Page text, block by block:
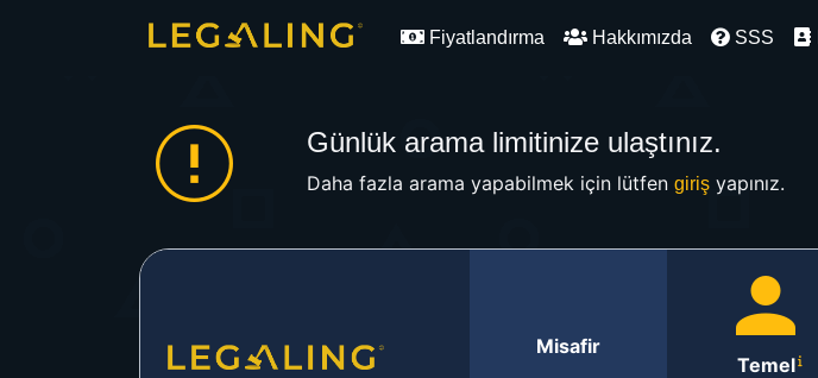
Fiyatlandırma Hakkımızda SSS
Günlük arama limitinize ulaştınız.
Daha fazla arama yapabilmek için lütfen girişyapınız.
Misafir
Temel